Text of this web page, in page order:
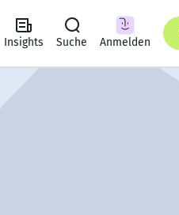
Insights Suche Anmelden